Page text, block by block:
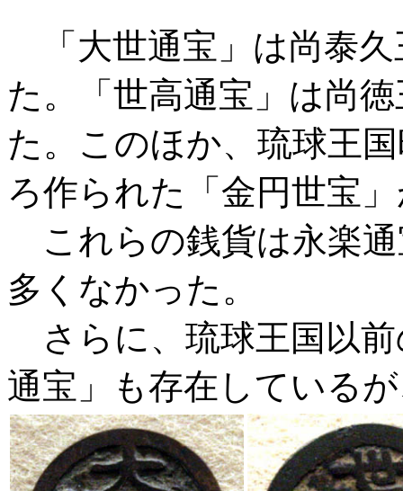
「大世通宝」は尚泰久
た。「世高通宝」は尚
た。このほか、琉球王
ろ作られた「金円世宝
これらの銭貨は永楽
多くなかった。
さらに、琉球王国以
通宝」も存在している